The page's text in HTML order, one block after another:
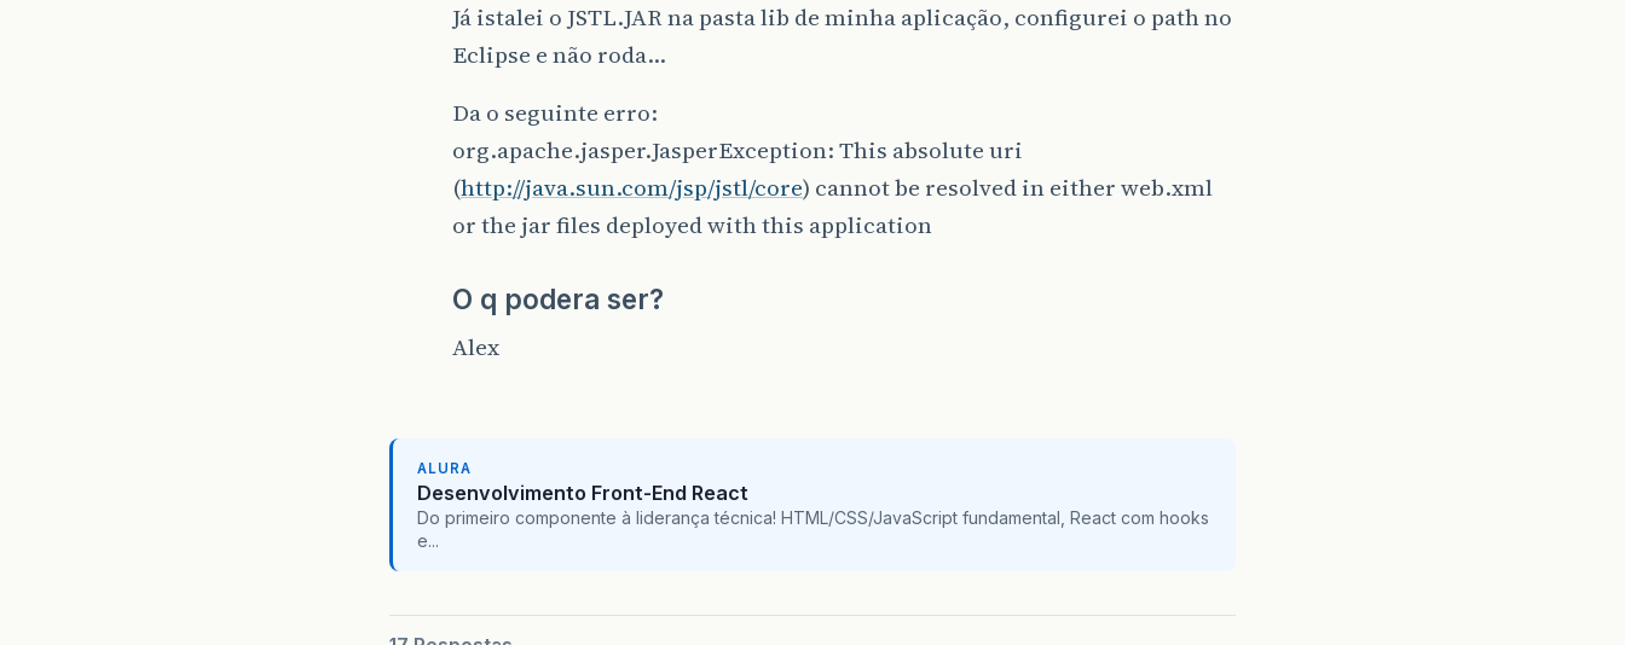
Já istalei o JSTL.JAR na pasta lib de minha aplicação, configurei o path no
Eclipse e não roda…
Da o seguinte erro:
org.apache.jasper.JasperException: This absolute uri
(http://java.sun.com/jsp/jstl/core) cannot be resolved in either web.xml
or the jar files deployed with this application
O q podera ser?
Alex
ALURA
Desenvolvimento Front-End React
Do primeiro componente à liderança técnica! HTML/CSS/JavaScript fundamental, React com hooks
e...